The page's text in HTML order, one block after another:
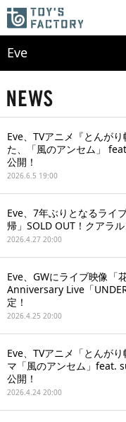
Eve
Eve、TVアニメ『とんが
た、「風のアンセム」
公開！
2026.6.5 19:00
Eve、7年ぶりとなるライ
帰」SOLD OUT！クアラ
2026.4.27 20:00
Eve、GWにライブ映像「
Anniversary Live「
定！
2026.4.25 20:00
Eve、TVアニメ「とんが
マ「風のアンセム」feat.
公開！
2026.4.24 20:00